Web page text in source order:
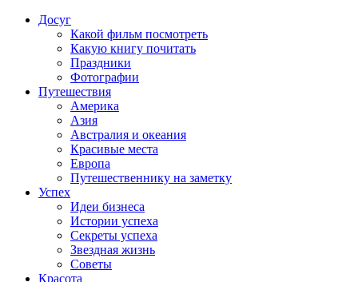
Досуг
Какой фильм посмотреть
Какую книгу почитать
Праздники
Фотографии
Путешествия
Америка
Азия
Австралия и океания
Красивые места
Европа
Путешественнику на заметку
Успех
Идеи бизнеса
Истории успеха
Секреты успеха
Звездная жизнь
Советы
Красота